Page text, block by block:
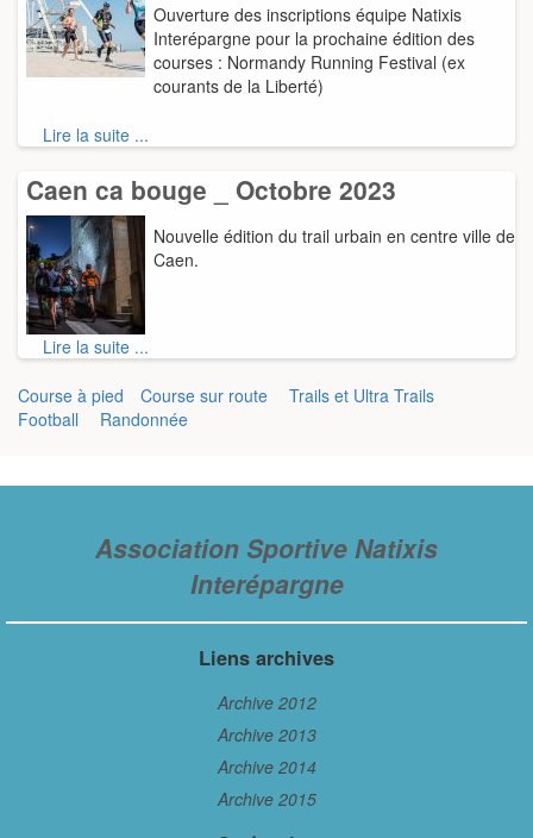
Ouverture des inscriptions équipe Natixis
Interépargne pour la prochaine édition des
courses : Normandy Running Festival (ex
courants de la Liberté)
Lire la suite ...
Caen ca bouge _ Octobre 2023
Nouvelle édition du trail urbain en centre ville de
Caen.
Lire la suite ...
Course à pied Course sur route
Trails et Ultra Trails
Football
Randonnée
Association Sportive Natixis
Interépargne
Liens archives
Archive 2012
Archive 2013
Archive 2014
Archive 2015